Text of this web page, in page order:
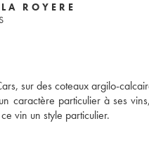
ROYERE
sur des coteaux argilo-
caractère particulier à ses
vin un style particulier.